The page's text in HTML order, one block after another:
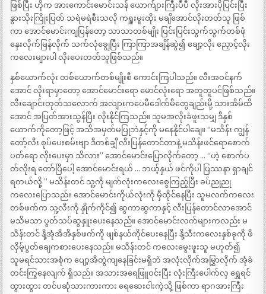
ဖြစ်ပြီး ဟိုက အားကောင်းမောင်းသန် ယောက်ျားကြီးပီပီ လိုးအားပိုပြင်းပြီး
နွားသိုးကြိုးပြတ် သရဲမရဲစီးသလို ကရှူးမူးထိုး မချိအောင်လိုးတတ်သူ ဖြစ်
ကာ အောင်မောင်းကျပြန်တော့ သာသာတစ်မျိုး ပြင်းပြင်းသွက်သွက်တစ်ဖုံ
နှေးလိုက်မြန်လိုက် သက်လုံချွေပြီး ကြာကြာအချိန်ဆွဲ၍ ချော့လိုး ညှောင့်လိုး
ကလေးများပါ လိုးပေးတတ်သူဖြစ်သည်။
နှစ်ယောက်လုံး တစ်ယောက်တစ်မျိုးစီ ကောင်းကြပါသည်။ လီးအဝင်နက်
အောင် လိုးရာမှာတော့ အောင်မောင်းရော မောင်လုံးရော အတူတူပင်ဖြစ်သည်။
လီးချောင်းတုတ်သလောက် အလျားကပေမီဒေါက်မီတွေချည်းမို့ သားအိမ်ထိ
အောင် အပြတ်အားသွန်ပြီး လိုးနိုင်ကြသည်။ သူမအလိုးခံဖူးသမျှ ဒီနှစ်
ယောက်ကိုတော့ဖြင့် အသိအမှတ်မပြုဘဲနှင့်ကို မနေနိုင်ပါချေ။ “မသိန်း ကျွန်
တော့်လီး စုပ်ပေးစမ်းဗျာ ဒီတစ်ချှီ လီးပြန်တောင်တာနဲ့ မသိန်းဖင်ရောစောက်
ပတ်ရော လိုးပေးမှာ သိလား” အောင်မောင်းပြောလိုက်တော့ … “ဟဲ့ စောက်ပ
တ်လိုးရ တော်ပြီပေါ့ အောင်မောင်းရယ် … ဘယ့်နှယ် ဖင်ကိုပါ ပြဿနာ ရှာချင်
ရတယ်လို့ ” မသိန်းတင် သူ့ကို မျက်လုံးကလေးစွေကြည့်ပြီး ခပ်ညုညု
ကလေးပြောသည်။ အောင်မောင်းကိုယ်လုံးကို မှီထိုင်နေပြီး သူမလက်ကလေး
တစ်ဖက်က သူ့လီးကို နှိုက်ကိုင်၍ ဆွကာဆွကာနှင့် လီးပြန်တောင်လာအောင်
မသိမသာ ပွတ်သပ်ဆွနှူးပေးနေသည်။ အောင်မောင်းလက်များကလည်း မ
သိန်းတင် နို့အုံအိအိနှစ်ဖက်ကို ဖျစ်နယ်ကိုင်ပေးနေပြီး နို့သီးကလေးနှစ်ခုကို ဖိ
လှိမ့်ပွတ်ချေကစားပေးနေသည်။ မသိန်းတင် ကလေးမွေးဖူးသူ မဟုတ်၍
သူမရင်သားအစုံက ပျော့အိတွဲကျနေခြင်းမရှိဘဲ အလုံးလိုက်အမြွှာလိုက် အုံခဲ
တင်းကြွနေလျက် ရှိသည်။ အသားအရေဖြူဝင်းပြီး လုံးကြီးပေါက်လှ ရွှေရင်
ထွားထွား တင်ပဆုံသားကားကား ရေဆေးငါးကဲ့သို့ ဖြစ်ကာ ရာဂအားကြီး